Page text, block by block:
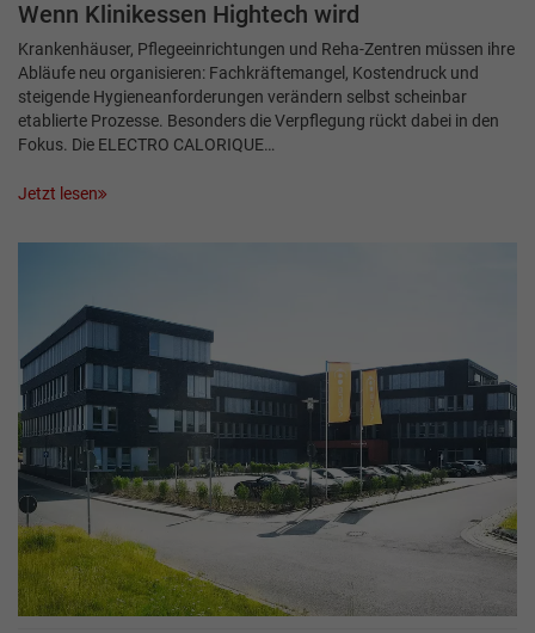
Wenn Klinikessen Hightech wird
Krankenhäuser, Pflegeeinrichtungen und Reha-Zentren müssen ihre
Abläufe neu organisieren: Fachkräftemangel, Kostendruck und
steigende Hygieneanforderungen verändern selbst scheinbar
etablierte Prozesse. Besonders die Verpflegung rückt dabei in den
Fokus. Die ELECTRO CALORIQUE…
Jetzt lesen